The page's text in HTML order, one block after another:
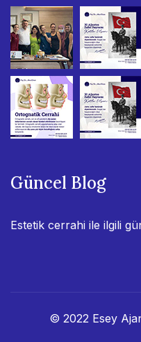
Güncel Blog
Estetik cerrahi ile ilgili
© 2022 Esey